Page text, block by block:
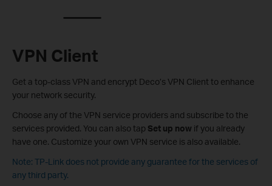
VPN Client
Get a top-class VPN and encrypt Deco’s VPN Client to enhance
your network security.
Choose any of the VPN service providers and subscribe to the
services provided. You can also tap Set up now if you already
have one. Customize your own VPN service is also available.
Note: TP-Link does not provide any guarantee for the services of
any third party.